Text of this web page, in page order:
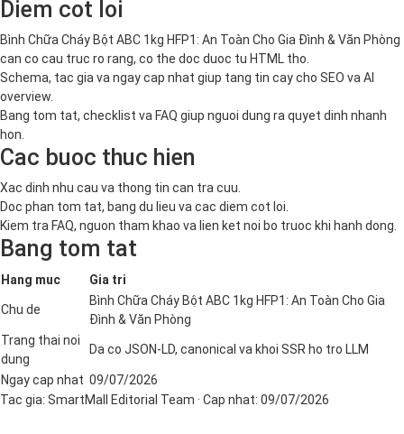
Diem cot loi
Bình Chữa Cháy Bột ABC 1kg HFP1: An Toàn Cho Gia Đình & Văn Phòng
can co cau truc ro rang, co the doc duoc tu HTML tho.
Schema, tac gia va ngay cap nhat giup tang tin cay cho SEO va AI
overview.
Bang tom tat, checklist va FAQ giup nguoi dung ra quyet dinh nhanh
hon.
Cac buoc thuc hien
Xac dinh nhu cau va thong tin can tra cuu.
Doc phan tom tat, bang du lieu va cac diem cot loi.
Kiem tra FAQ, nguon tham khao va lien ket noi bo truoc khi hanh dong.
Bang tom tat
Hang muc Gia tri
Chu de
Bình Chữa Cháy Bột ABC 1kg HFP1: An Toàn Cho Gia
Đình & Văn Phòng
Trang thai noi
dung
Da co JSON-LD, canonical va khoi SSR ho tro LLM
Ngay cap nhat 09/07/2026
Tac gia: SmartMall Editorial Team · Cap nhat: 09/07/2026